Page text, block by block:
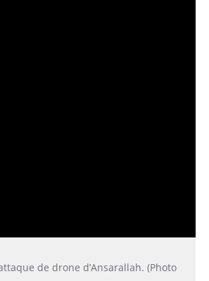
de drone d’Ansarallah. (Photo